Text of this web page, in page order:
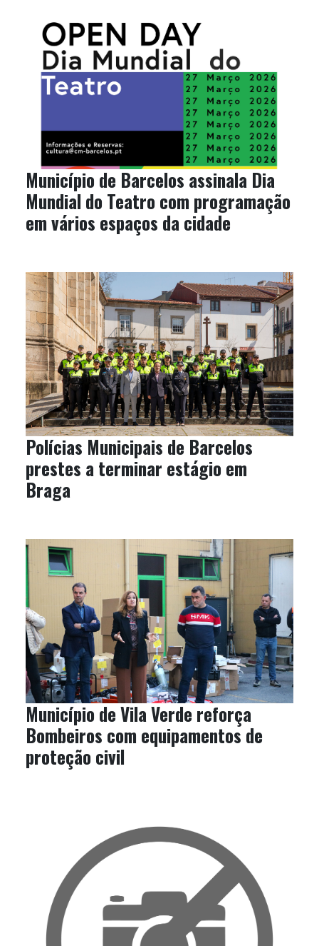
Município de Barcelos assinala Dia
Mundial do Teatro com programação
em vários espaços da cidade
Polícias Municipais de Barcelos
prestes a terminar estágio em
Braga
Município de Vila Verde reforça
Bombeiros com equipamentos de
proteção civil